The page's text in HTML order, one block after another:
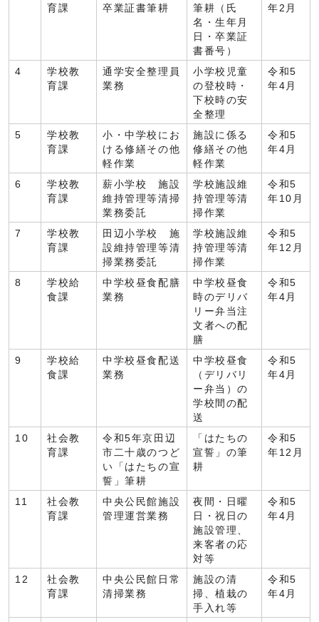
育課
卒業証書筆耕
筆耕（氏
名・生年月
日・卒業証
書番号）
年2月
4
学校教
育課
通学安全整理員
業務
小学校児童
の登校時・
下校時の安
全整理
令和5
年4月
5
学校教
育課
小・中学校にお
ける修繕その他
軽作業
施設に係る
修繕その他
軽作業
令和5
年4月
6
学校教
育課
薪小学校 施設
維持管理等清掃
業務委託
学校施設維
持管理等清
掃作業
令和5
年10月
7
学校教
育課
田辺小学校 施
設維持管理等清
掃業務委託
学校施設維
持管理等清
掃作業
令和5
年12月
8
学校給
食課
中学校昼食配膳
業務
中学校昼食
時のデリバ
リー弁当注
文者への配
膳
令和5
年4月
9
学校給
食課
中学校昼食配送
業務
中学校昼食
（デリバリ
ー弁当）の
学校間の配
送
令和5
年4月
10
社会教
育課
令和5年京田辺
市二十歳のつど
い「はたちの宣
誓」筆耕
「はたちの
宣誓」の筆
耕
令和5
年12月
11
社会教
育課
中央公民館施設
管理運営業務
夜間・日曜
日・祝日の
施設管理、
来客者の応
対等
令和5
年4月
12
社会教
育課
中央公民館日常
清掃業務
施設の清
掃、植栽の
手入れ等
令和5
年4月